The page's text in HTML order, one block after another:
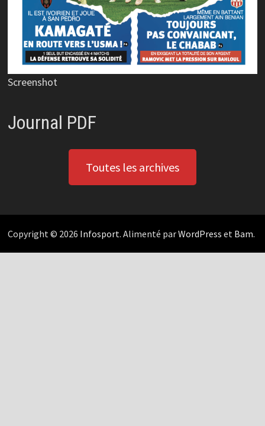
Screenshot
Journal PDF
Toutes les archives
Copyright © 2026 Infosport. Alimenté parWordPress et Bam.